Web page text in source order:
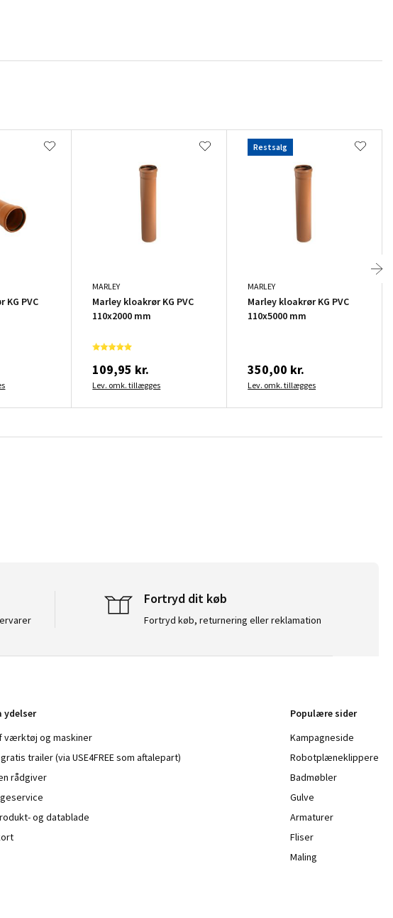
KG PVC
MARLEY
Marley kloakrør KG PVC
110x2000 mm
109,95 kr.
Lev. omk. tillægges
Restsalg
MARLEY
Marley kloakrør KG PVC
110x5000 mm
350,00 kr.
Lev. omk. tillægges
Fortryd dit køb
Fortryd køb, returnering eller reklamation
ydelser
værktøj og maskiner
trailer (via USE4FREE som aftalepart)
rådgiver
og datablade
Populære sider
Kampagneside
Robotplæneklippere
Badmøbler
Gulve
Armaturer
Fliser
Maling